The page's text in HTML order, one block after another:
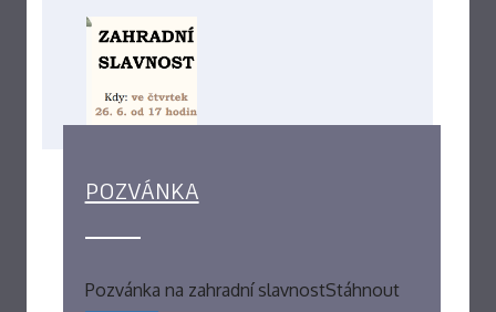
POZVÁNKA
Pozvánka na zahradní slavnostStáhnout